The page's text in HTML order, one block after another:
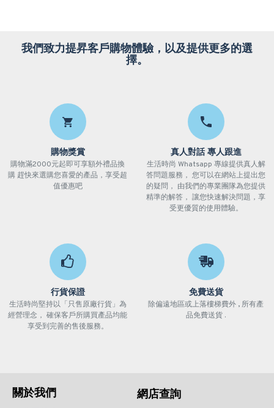
我們致力提昇客戶購物體驗，以及提供更多的選
擇。
購物獎賞
購物滿2000元起即可享額外禮品換
購 趕快來選購您喜愛的產品，享受超
值優惠吧
真人對話 專人跟進
生活時尚 Whatsapp 專線提供真人解
答問題服務， 您可以在網站上提出您
的疑問， 由我們的專業團隊為您提供
精準的解答， 讓您快速解決問題，享
受更優質的使用體驗。
行貨保證
生活時尚堅持以「只售原廠行貨」為
經營理念， 確保客戶所購買產品均能
享受到完善的售後服務。
免費送貨
除偏遠地區或上落樓梯費外 , 所有產
品免費送貨 .
關於我們 網店查詢